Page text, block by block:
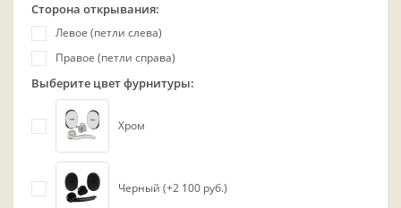
Сторона открывания:
Левое (петли слева)
Правое (петли справа)
Выберите цвет фурнитуры:
Хром
Черный (+2 100 руб.)